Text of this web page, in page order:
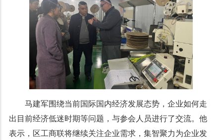
马建军围绕当前国际国内经济发展态势，企业如何走
出目前经济低迷时期等问题，与参会人员进行了交流。他
表示，区工商联将继续关注企业需求，集智聚力为企业发